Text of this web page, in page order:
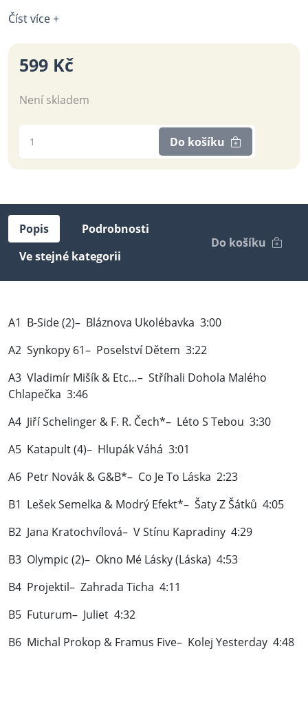
Číst více +
599 Kč
Není skladem
Do košíku
Popis
Podrobnosti
Ve stejné kategorii
Do košíku
A1 B-Side (2)– Bláznova Ukolébavka 3:00
A2 Synkopy 61– Poselství Dětem 3:22
A3 Vladimír Mišík & Etc…– Stříhali Dohola Malého
Chlapečka 3:46
A4 Jiří Schelinger & F. R. Čech*– Léto S Tebou 3:30
A5 Katapult (4)– Hlupák Váhá 3:01
A6 Petr Novák & G&B*– Co Je To Láska 2:23
B1 Lešek Semelka & Modrý Efekt*– Šaty Z Šátků 4:05
B2 Jana Kratochvílová– V Stínu Kapradiny 4:29
B3 Olympic (2)– Okno Mé Lásky (Láska) 4:53
B4 Projektil– Zahrada Ticha 4:11
B5 Futurum– Juliet 4:32
B6 Michal Prokop & Framus Five– Kolej Yesterday 4:48